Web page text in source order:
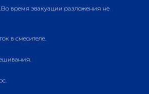
время эвакуации разложения не
в смесителе.